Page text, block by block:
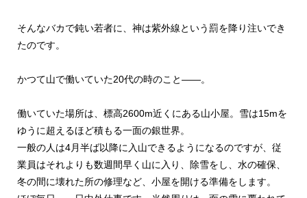
そんなバカで鈍い若者に、神は紫外線という罰を降り注いでき
たのです。
かつて山で働いていた20代の時のこと――。
働いていた場所は、標高2600m近くにある山小屋。雪は15mを
ゆうに超えるほど積もる一面の銀世界。
一般の人は4月半ば以降に入山できるようになるのですが、従
業員はそれよりも数週間早く山に入り、除雪をし、水の確保、
冬の間に壊れた所の修理など、小屋を開ける準備をします。